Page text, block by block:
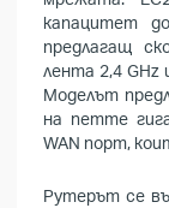
капацитет
предлагащ
лента 2,4 GHz
Моделът
на петте
WAN порт,
Рутерът се